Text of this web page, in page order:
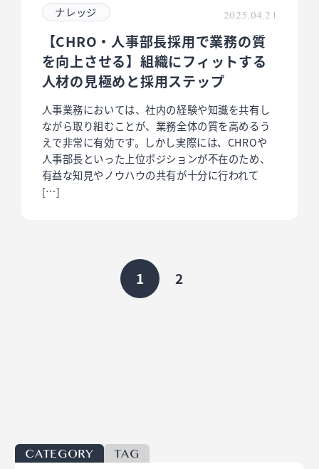
ナレッジ 2025.04.21
【CHRO・人事部長採用で業務の質
を向上させる】組織にフィットする
人材の見極めと採用ステップ
人事業務においては、社内の経験や知識を共有し
ながら取り組むことが、業務全体の質を高めるう
えで非常に有効です。しかし実際には、CHROや
人事部長といった上位ポジションが不在のため、
有益な知見やノウハウの共有が十分に行われて
[…]
1 2
CATEGORY TAG